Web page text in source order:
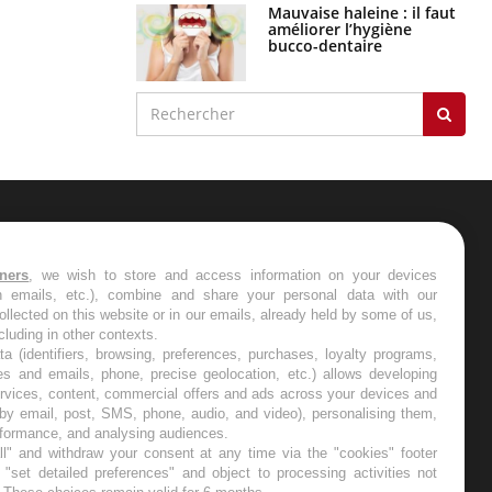
Mauvaise haleine : il faut
améliorer l’hygiène
bucco-dentaire
les semaines les meilleures
, we wish to store and access information on your devices
emails, etc.), combine and share your personal data with our
on this website or in our emails, already held by some of us,
in other contexts.
(identifiers, browsing, preferences, purchases, loyalty programs,
and emails, phone, precise geolocation, etc.) allows developing
content, commercial offers and ads across your devices and
email, post, SMS, phone, audio, and video), personalising them,
and analysing audiences.
and withdraw your consent at any time via the "cookies" footer
detailed preferences" and object to processing activities not